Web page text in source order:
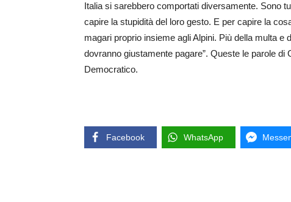
Italia si sarebbero comportati diversamente. Sono
capire la stupidità del loro gesto. E per capire la
magari proprio insieme agli Alpini. Più della multa
dovranno giustamente pagare”. Queste le parole
Democratico.
Facebook WhatsApp